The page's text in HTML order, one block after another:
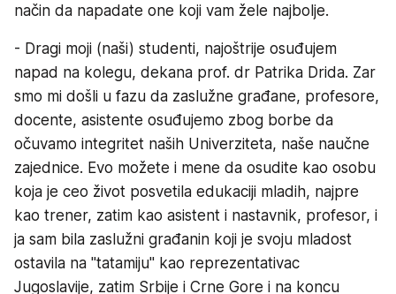
način da napadate one koji vam žele najbolje.
- Dragi moji (naši) studenti, najoštrije osuđujem
napad na kolegu, dekana prof. dr Patrika Drida. Zar
smo mi došli u fazu da zaslužne građane, profesore,
docente, asistente osuđujemo zbog borbe da
očuvamo integritet naših Univerziteta, naše naučne
zajednice. Evo možete i mene da osudite kao osobu
koja je ceo život posvetila edukaciji mladih, najpre
kao trener, zatim kao asistent i nastavnik, profesor, i
ja sam bila zaslužni građanin koji je svoju mladost
ostavila na "tatamiju" kao reprezentativac
Jugoslavije, zatim Srbije i Crne Gore i na koncu